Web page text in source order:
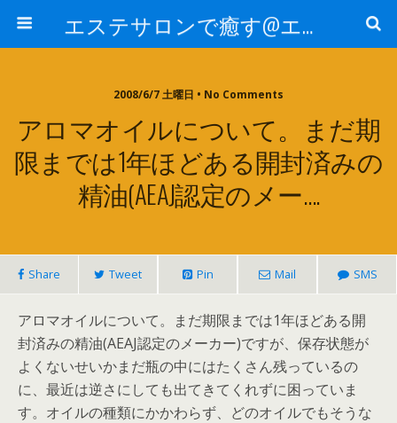
エステサロンで癒す@エステ～全国エステ情報
2008/6/7 土曜日 • No Comments
アロマオイルについて。まだ期
限までは1年ほどある開封済みの
精油(AEAJ認定のメー….
Share Tweet Pin Mail SMS
アロマオイルについて。まだ期限までは1年ほどある開
封済みの精油(AEAJ認定のメーカー)ですが、保存状態が
よくないせいかまだ瓶の中にはたくさん残っているの
に、最近は逆さにしても出てきてくれずに困っていま
す。オイルの種類にかかわらず、どのオイルでもそうな